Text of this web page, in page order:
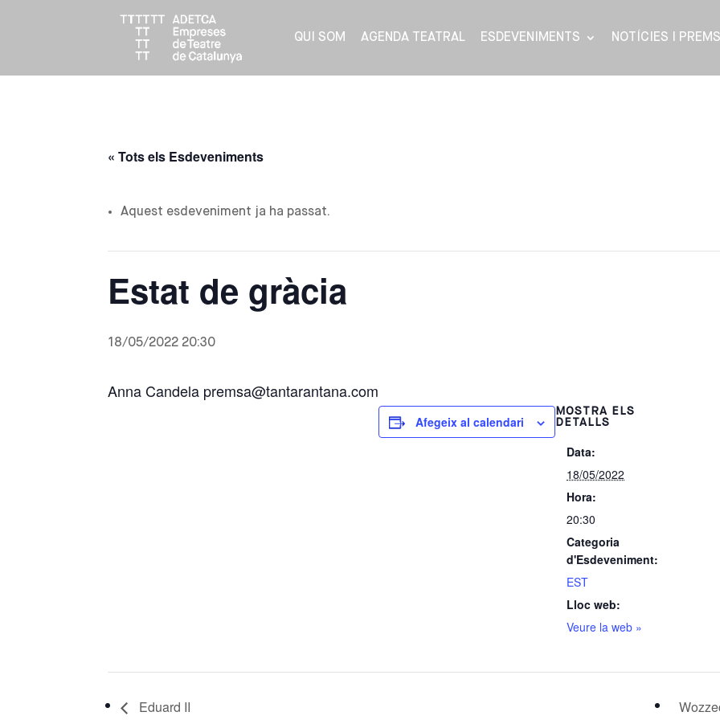
QUI SOM AGENDA TEATRAL ESDEVENIMENTS NOTÍCIES I
« Tots els Esdeveniments
Aquest esdeveniment ja ha passat.
Estat de gràcia
18/05/2022 20:30
Anna Candela premsa@tantarantana.com
Afegeix al calendari
MOSTRA ELS
DETALLS
Data:
18/05/2022
Hora:
20:30
Categoria
d'Esdeveniment:
EST
Lloc web:
Veure la web »
Eduard II